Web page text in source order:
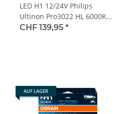
LED H1 12/24V Philips
Ultinon Pro3022 HL 6000K
[NO ECE]
CHF 139,95 *
AUF LAGER